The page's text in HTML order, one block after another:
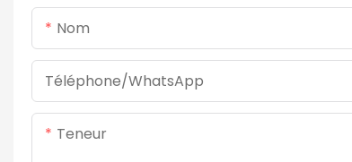
Nom
Téléphone/WhatsApp
Teneur